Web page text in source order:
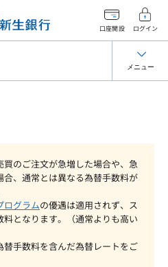
口座開設 ログイン
のご注文が急増した場合や、急
、通常とは異なる為替手数料が
ログラムの優遇は適用されず、ス
となります。（通常よりも高い
手数料を含んだ為替レートをご
メニュー